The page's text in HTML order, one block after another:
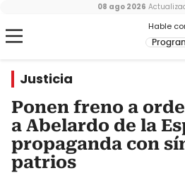
Hable
08 ago 2026
Justicia
Ponen freno a
a Abelardo de la
propaganda con
patrios